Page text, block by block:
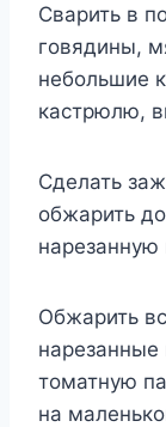
Сварить в
говядины,
небольшие
кастрюлю,
Сделать
обжарить
нарезанную
Обжарить
томатную
на